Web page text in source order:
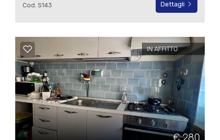
Cod. S143 Dettagli
IN AFFITTO
€ 280